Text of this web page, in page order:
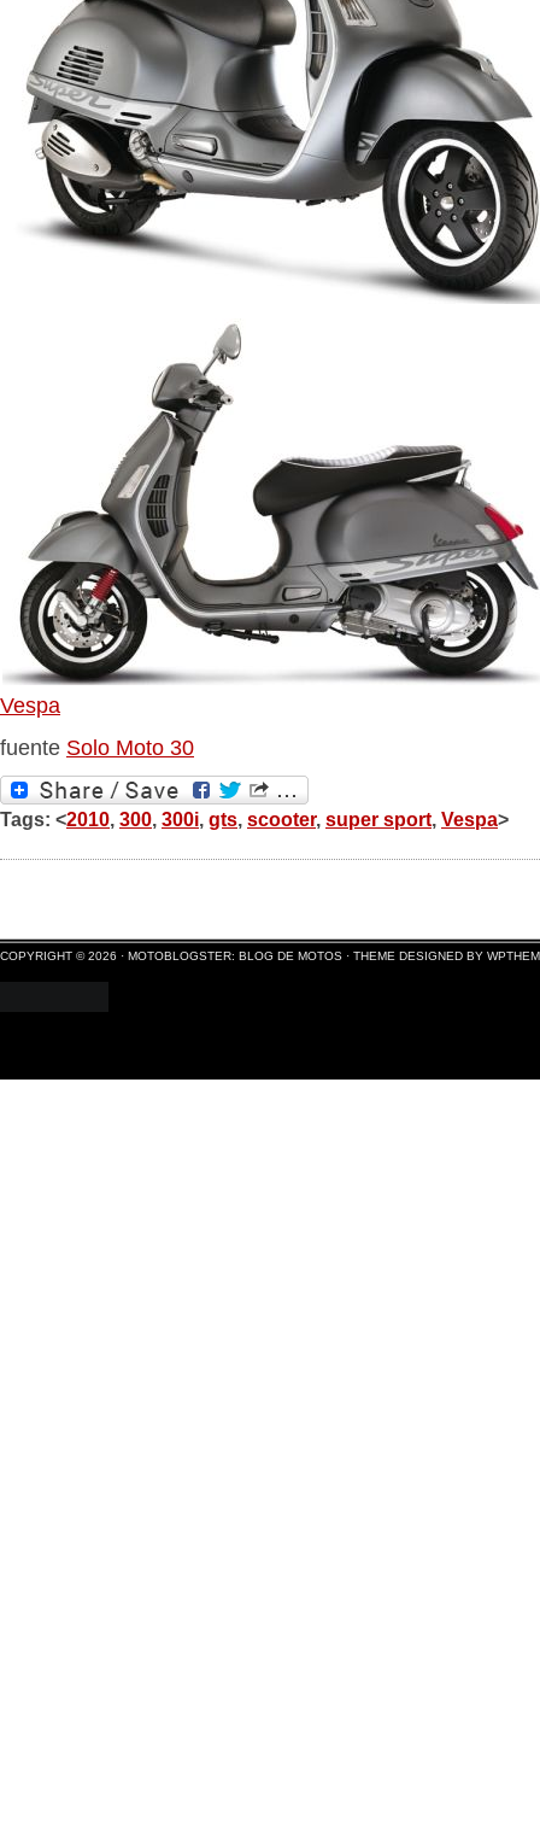
Vespa
fuente Solo Moto 30
Tags: <2010, 300, 300i, gts, scooter, super sport, Vespa>
COPYRIGHT © 2026 · MOTOBLOGSTER: BLOG DE MOTOS · THEME DESIGNED BY